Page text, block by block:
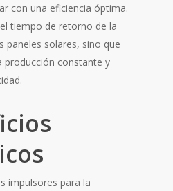
con una eficiencia óptima.
tiempo de retorno de la
paneles solares, sino que
producción constante y
impulsores para la